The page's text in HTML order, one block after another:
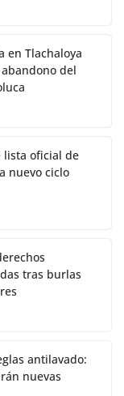
en Tlachaloya
del
lista oficial de
nuevo ciclo
tras burlas
antilavado:
nuevas